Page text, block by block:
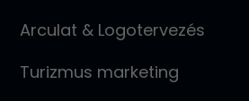
Arculat & Logotervezés
Turizmus marketing